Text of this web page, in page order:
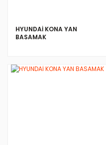
HYUNDAİ KONA YAN
BASAMAK